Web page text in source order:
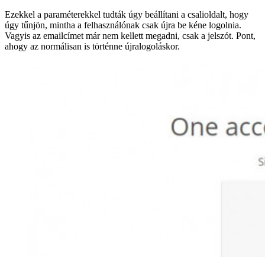
Ezekkel a paraméterekkel tudták úgy beállítani a csalioldalt, hogy
úgy tűnjön, mintha a felhasználónak csak újra be kéne logolnia.
Vagyis az emailcímet már nem kellett megadni, csak a jelszót. Pont,
ahogy az normálisan is történne újralogoláskor.